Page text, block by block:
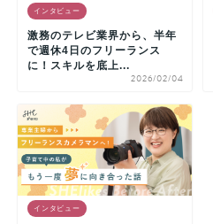
インタビュー
激務のテレビ業界から、半年
で週休4日のフリーランス
に！スキルを底上...
2026/02/04
インタビュー